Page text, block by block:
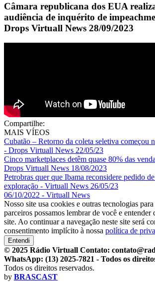
Câmara republicana dos EUA
audiência de inquérito de
Drops Virtuall News 28/09/2023
Compartilhe:
MAIS VÍEOS
Cubatão – Retorno da coleta seletiva começou
- Drops Virtuall News 22/05/23
Cinco marketplaces detêm quase 80% das
Drops Virtuall News 18/08/2023
Petrobras quer que Ibama reconsidere pedido
exploração - Virtuall News 26/05/23
06/10/2022 - Virtuall News
Nosso site usa cookies e outras tecnologias
parceiros possamos lembrar de você e entender
site. Ao continuar a navegação neste site será
consentimento implícito à nossa política de
Entendi
© 2025 Rádio Virtuall Contato:
WhatsApp: (13) 2025-7821 - Todos os
Todos os direitos reservados.
by BRASCAST